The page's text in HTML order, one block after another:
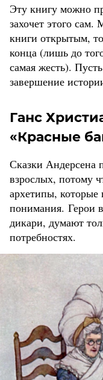
Эту книгу можно
захочет этого
книги открытым,
конца (лишь до
самая жесть).
завершение
Ганс
«Красные
Сказки Андерсена
взрослых, потому
архетипы, которые
понимания. Герои
дикари, думают
потребностях.